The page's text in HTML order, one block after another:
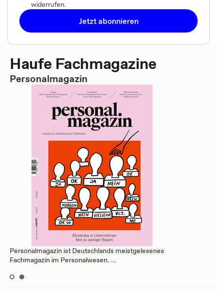
widerrufen.
Jetzt abonnieren
Haufe Fachmagazine
Personalmagazin
Personalmagazin ist Deutschlands meistgelesenes
Fachmagazin im Personalwesen. ...